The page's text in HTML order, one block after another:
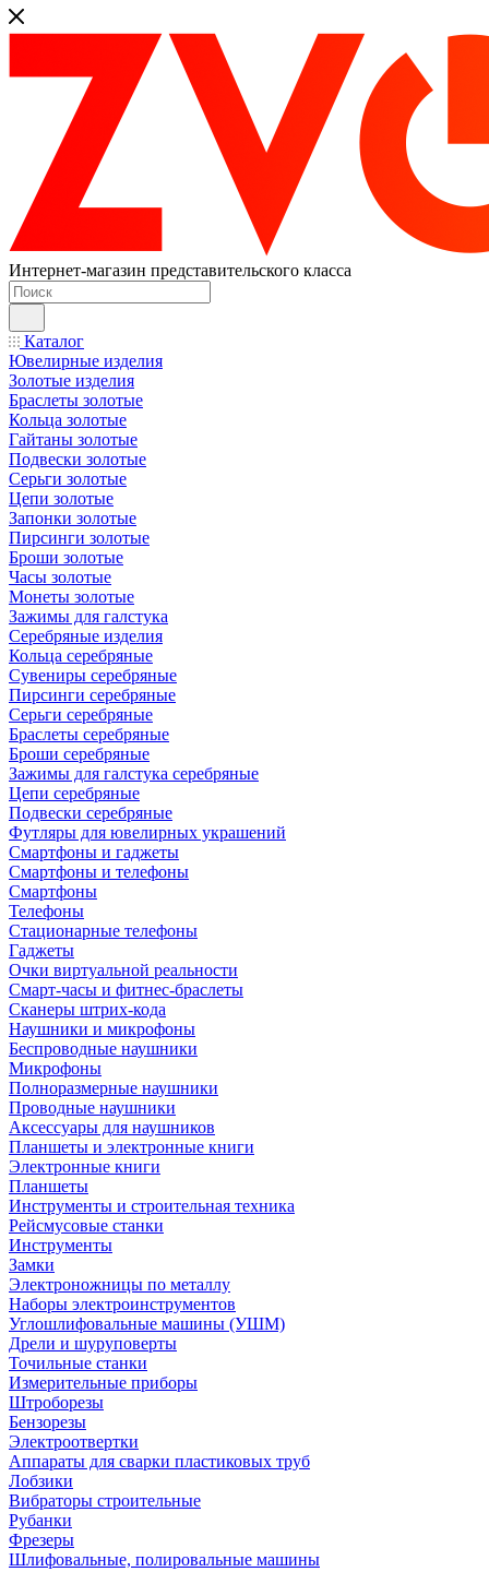
Интернет-магазин представительского класса
Каталог
Ювелирные изделия
Золотые изделия
Браслеты золотые
Кольца золотые
Гайтаны золотые
Подвески золотые
Серьги золотые
Цепи золотые
Запонки золотые
Пирсинги золотые
Броши золотые
Часы золотые
Монеты золотые
Зажимы для галстука
Серебряные изделия
Кольца серебряные
Сувениры серебряные
Пирсинги серебряные
Серьги серебряные
Браслеты серебряные
Броши серебряные
Зажимы для галстука серебряные
Цепи серебряные
Подвески серебряные
Футляры для ювелирных украшений
Смартфоны и гаджеты
Смартфоны и телефоны
Смартфоны
Телефоны
Стационарные телефоны
Гаджеты
Очки виртуальной реальности
Смарт-часы и фитнес-браслеты
Сканеры штрих-кода
Наушники и микрофоны
Беспроводные наушники
Микрофоны
Полноразмерные наушники
Проводные наушники
Аксессуары для наушников
Планшеты и электронные книги
Электронные книги
Планшеты
Инструменты и строительная техника
Рейсмусовые станки
Инструменты
Замки
Электроножницы по металлу
Наборы электроинструментов
Углошлифовальные машины (УШМ)
Дрели и шуруповерты
Точильные станки
Измерительные приборы
Штроборезы
Бензорезы
Электроотвертки
Аппараты для сварки пластиковых труб
Лобзики
Вибраторы строительные
Рубанки
Фрезеры
Шлифовальные, полировальные машины